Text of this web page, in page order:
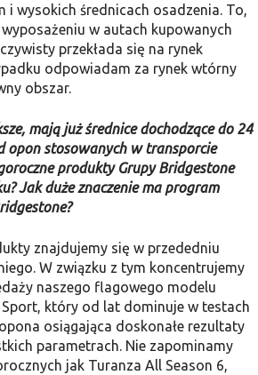
i wysokich średnicach osadzenia. To,
w autach kupowanych
przekłada się na rynek
odpowiadam za rynek wtórny
obszar.
mają już średnice dochodzące do 24
opon stosowanych w transporcie
produkty Grupy Bridgestone
Jak duże znaczenie ma program
znajdujemy się w przededniu
W związku z tym koncentrujemy
naszego flagowego modelu
który od lat dominuje w testach
osiągająca doskonałe rezultaty
parametrach. Nie zapominamy
jak Turanza All Season 6,